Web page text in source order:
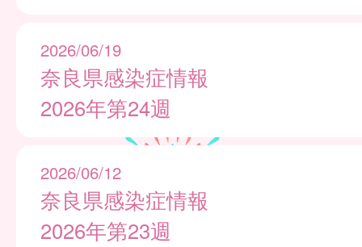
2026/06/19
奈良県感染症情報
2026年第24週
2026/06/12
奈良県感染症情報
2026年第23週